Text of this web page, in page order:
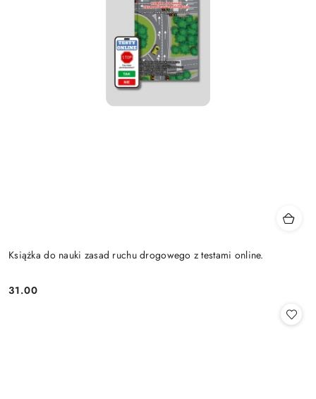
Książka do nauki zasad ruchu drogowego z testami online.
Cena:
31.00